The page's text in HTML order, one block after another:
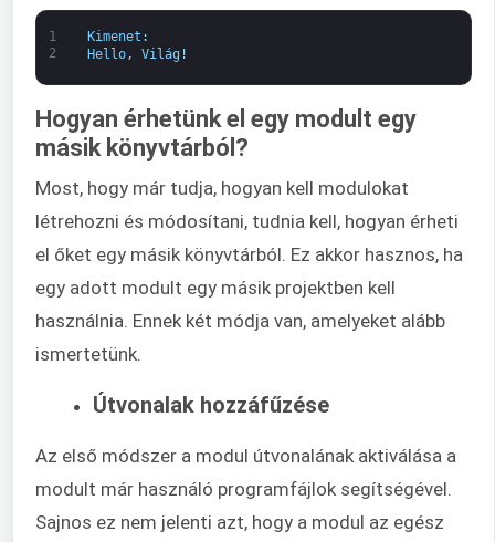
1
2
Kimenet :
Hello, Világ !
Hogyan érhetünk el egy modult egy
másik könyvtárból?
Most, hogy már tudja, hogyan kell modulokat
létrehozni és módosítani, tudnia kell, hogyan érheti
el őket egy másik könyvtárból. Ez akkor hasznos, ha
egy adott modult egy másik projektben kell
használnia. Ennek két módja van, amelyeket alább
ismertetünk.
Útvonalak hozzáfűzése
Az első módszer a modul útvonalának aktiválása a
modult már használó programfájlok segítségével.
Sajnos ez nem jelenti azt, hogy a modul az egész